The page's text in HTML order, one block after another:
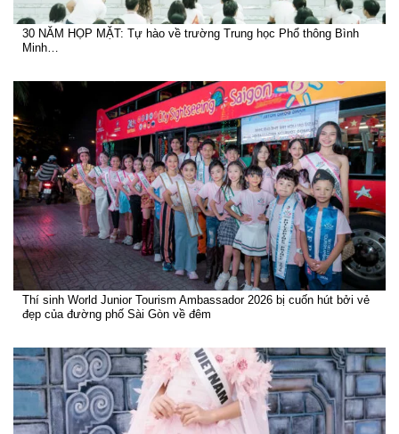
30 NĂM HỌP MẶT: Tự hào về trường Trung học Phổ thông Bình
Minh…
Thí sinh World Junior Tourism Ambassador 2026 bị cuốn hút bởi vẻ
đẹp của đường phố Sài Gòn về đêm